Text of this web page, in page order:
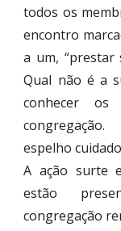
todos os
encontro
a um, “prestar
Qual não é a
conhecer os
espelho
A ação surte
estão
congregação